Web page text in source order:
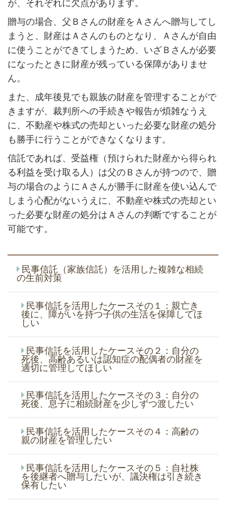
が、それぞれに欠点があります。
贈与の場合、父Ｂさんの財産をＡさんへ贈与してし
まうと、財産はＡさんのものとなり、Ａさんが自由
に使うことができてしまうため、いざＢさんが必要
になったときに財産が残っている保障がありませ
ん。
また、成年後見でも親族の財産を管理することがで
きますが、裁判所への手続きや報告が煩雑なうえ
に、不動産や株式の売却といった必要な財産の処分
も勝手に行うことができなくなります。
信託であれば、受益権（預けられた財産から得られ
る利益を受け取る人）は父のＢさんが持つので、贈
与の場合のようにＡさんが勝手に財産を使い込んで
しまう心配がないうえに、不動産や株式の売却とい
った必要な財産の処分はＡさんの判断ですることが
可能です。
民事信託（家族信託）を活用した複雑な相続
の生前対策
民事信託を活用したケースその１：親亡き
後に、障がいを持つ子供の生活を保障してほ
しい
民事信託を活用したケースその２：自分の
死後、高齢あるいは認知症の配偶者の財産を
適切に管理してほしい
民事信託を活用したケースその３：自分の
死後、息子に相続財産を少しずつ渡したい
民事信託を活用したケースその４：高齢の
親の財産を管理したい
民事信託を活用したケースその５：自社株
を後継者へ贈与したいが、議決権は引き続き
保有したい